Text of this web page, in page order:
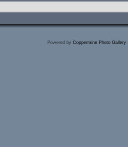
Powered by Coppermine Photo Gallery